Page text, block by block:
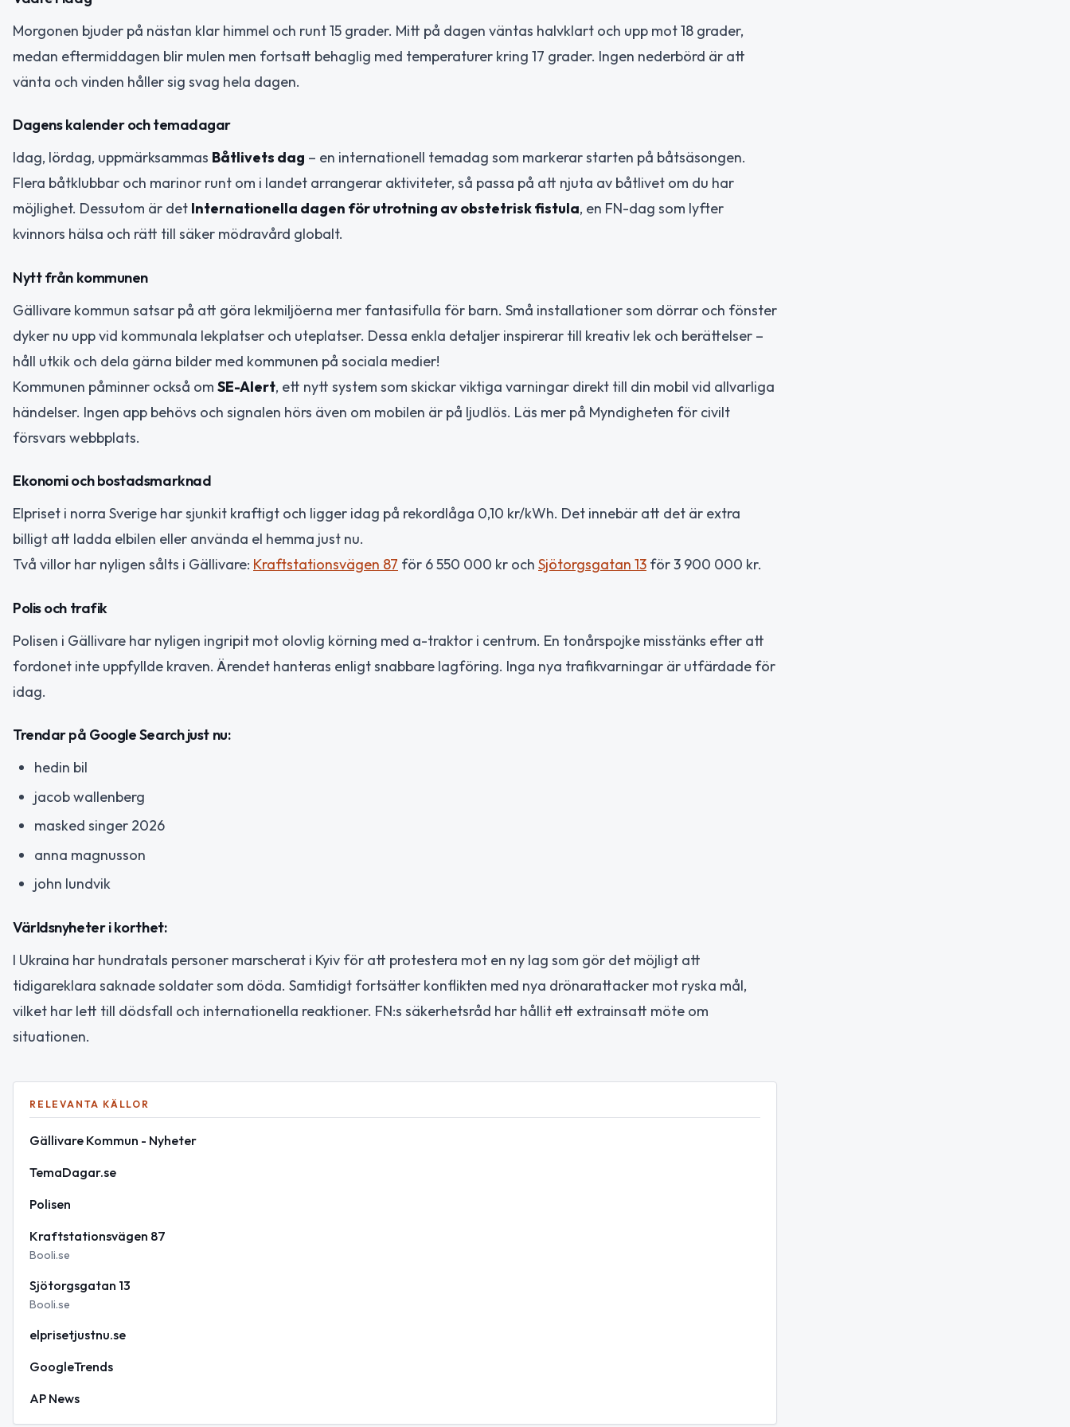
Morgonen bjuder på nästan klar himmel och runt 15 grader. Mitt på dagen väntas halvklart och upp mot 18 grader,
medan eftermiddagen blir mulen men fortsatt behaglig med temperaturer kring 17 grader. Ingen nederbörd är att
vänta och vinden håller sig svag hela dagen.
Dagens kalender och temadagar
Idag, lördag, uppmärksammas Båtlivets dag – en internationell temadag som markerar starten på båtsäsongen.
Flera båtklubbar och marinor runt om i landet arrangerar aktiviteter, så passa på att njuta av båtlivet om du har
möjlighet. Dessutom är det Internationella dagen för utrotning av obstetrisk fistula, en FN-dag som lyfter
kvinnors hälsa och rätt till säker mödravård globalt.
Nytt från kommunen
Gällivare kommun satsar på att göra lekmiljöerna mer fantasifulla för barn. Små installationer som dörrar och fönster
dyker nu upp vid kommunala lekplatser och uteplatser. Dessa enkla detaljer inspirerar till kreativ lek och berättelser –
håll utkik och dela gärna bilder med kommunen på sociala medier!
Kommunen påminner också om SE-Alert, ett nytt system som skickar viktiga varningar direkt till din mobil vid allvarliga
händelser. Ingen app behövs och signalen hörs även om mobilen är på ljudlös. Läs mer på Myndigheten för civilt
försvars webbplats.
Ekonomi och bostadsmarknad
Elpriset i norra Sverige har sjunkit kraftigt och ligger idag på rekordlåga 0,10 kr/kWh. Det innebär att det är extra
billigt att ladda elbilen eller använda el hemma just nu.
Två villor har nyligen sålts i Gällivare: Kraftstationsvägen 87 för 6 550 000 kr och Sjötorgsgatan 13 för 3 900 000 kr.
Polis och trafik
Polisen i Gällivare har nyligen ingripit mot olovlig körning med a-traktor i centrum. En tonårspojke misstänks efter att
fordonet inte uppfyllde kraven. Ärendet hanteras enligt snabbare lagföring. Inga nya trafikvarningar är utfärdade för
idag.
Trendar på Google Search just nu:
hedin bil
jacob wallenberg
masked singer 2026
anna magnusson
john lundvik
Världsnyheter i korthet:
I Ukraina har hundratals personer marscherat i Kyiv för att protestera mot en ny lag som gör det möjligt att
tidigareklara saknade soldater som döda. Samtidigt fortsätter konflikten med nya drönarattacker mot ryska mål,
vilket har lett till dödsfall och internationella reaktioner. FN:s säkerhetsråd har hållit ett extrainsatt möte om
situationen.
RELEVANTA KÄLLOR
Gällivare Kommun - Nyheter
TemaDagar.se
Polisen
Kraftstationsvägen 87
Booli.se
Sjötorgsgatan 13
Booli.se
elprisetjustnu.se
GoogleTrends
AP News